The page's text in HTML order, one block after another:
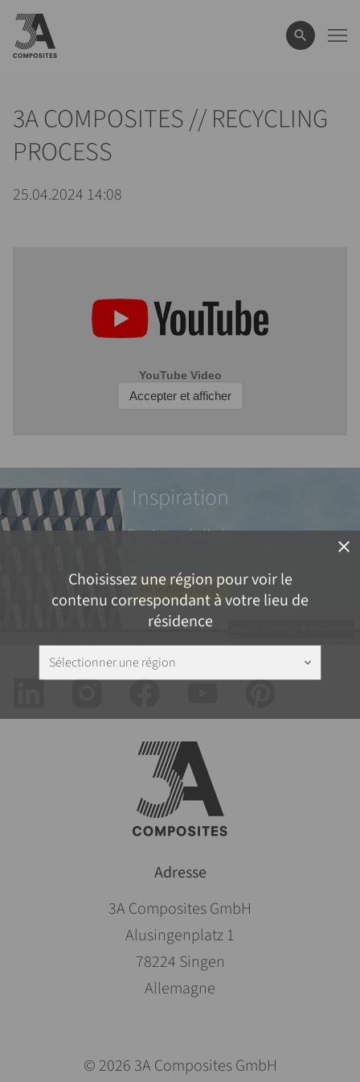
le
terme
de
close
Choisissez une région pour voir le
contenu correspondant à votre lieu de
résidence
Sélectionner une région keyboard_arrow_down
3A COMPOSITES // RECYCLING
PROCESS
25.04.2024 14:08
Inspiration
Projets réalisés
EN SAVOIR PLUS
Adresse
3A Composites GmbH
Alusingenplatz 1
78224 Singen
Allemagne
© 2026 3A Composites GmbH